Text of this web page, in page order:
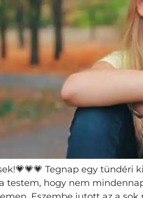
Tegnap egy
testem, hogy nem